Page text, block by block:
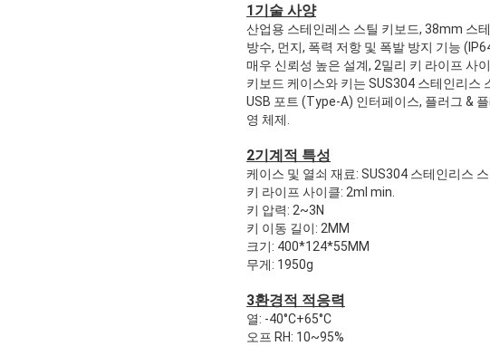
1기술 사양
산업용 스테인레스 스틸 키보드, 38mm 스
방수, 먼지, 폭력 저항 및 폭발 방지 기능
매우 신뢰성 높은 설계, 2밀리 키 라이프 사이
키보드 케이스와 키는 SUS304 스테인리스
USB 포트 (Type-A) 인터페이스, 플러그 &
영 체제.
2기계적 특성
케이스 및 열쇠 재료: SUS304 스테인리스 스
키 라이프 사이클: 2ml min.
키 압력: 2~3N
키 이동 길이: 2MM
크기: 400*124*55MM
무게: 1950g
3환경적 적응력
열: -40°C+65°C
오프 RH: 10~95%